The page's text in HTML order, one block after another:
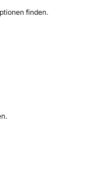
finden.